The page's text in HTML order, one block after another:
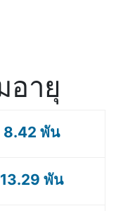
อายุ
8.42 พัน
13.29 พัน